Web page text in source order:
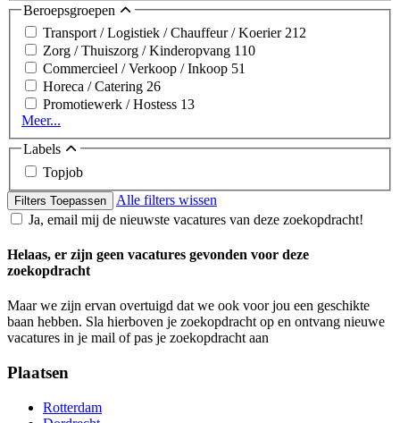
Beroepsgroepen
Transport / Logistiek / Chauffeur / Koerier 212
Zorg / Thuiszorg / Kinderopvang 110
Commercieel / Verkoop / Inkoop 51
Horeca / Catering 26
Promotiewerk / Hostess 13
Meer...
Labels
Topjob
Filters Toepassen
Alle filters wissen
Ja, email mij de nieuwste vacatures van deze zoekopdracht!
Helaas, er zijn geen vacatures gevonden voor deze
zoekopdracht
Maar we zijn ervan overtuigd dat we ook voor jou een geschikte
baan hebben. Sla hierboven je zoekopdracht op en ontvang nieuwe
vacatures in je mail of pas je zoekopdracht aan
Plaatsen
Rotterdam